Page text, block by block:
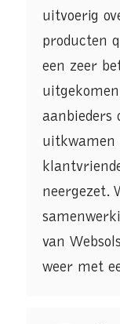
uitvoerig
producten
een zeer
aanbieders
uitkwamen
neergezet.
van
weer met